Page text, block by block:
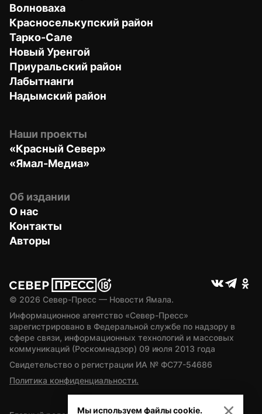
Волноваха
Красноселькупский район
Тарко-Сале
Новый Уренгой
Приуральский район
Лабытнанги
Надымский район
Наши проекты
«Красный Север»
«Ямал-Медиа»
Об издании
О нас
Контакты
Авторы
© 2026 Север-Пресс — Новости Ямала.
Информационное агентство «Север-Пресс»
зарегистрировано в Федеральной службе по надзору в
сфере связи, информационных технологий и массовых
коммуникаций (Роскомнадзор) 09 июля 2013 года
Свидетельство о регистрации ИА № ФС77-54686
Политика конфиденциальности.
Мы используем файлы cookie.